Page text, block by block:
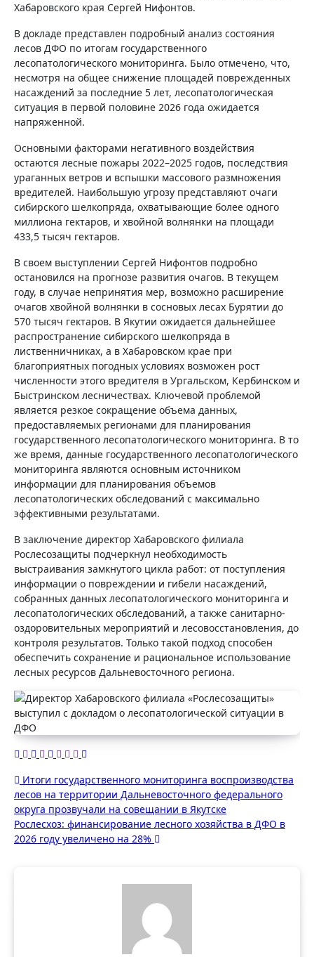
Хабаровского края Сергей Нифонтов.
В докладе представлен подробный анализ состояния
лесов ДФО по итогам государственного
лесопатологического мониторинга. Было отмечено, что,
несмотря на общее снижение площадей поврежденных
насаждений за последние 5 лет, лесопатологическая
ситуация в первой половине 2026 года ожидается
напряженной.
Основными факторами негативного воздействия
остаются лесные пожары 2022–2025 годов, последствия
ураганных ветров и вспышки массового размножения
вредителей. Наибольшую угрозу представляют очаги
сибирского шелкопряда, охватывающие более одного
миллиона гектаров, и хвойной волнянки на площади
433,5 тысяч гектаров.
В своем выступлении Сергей Нифонтов подробно
остановился на прогнозе развития очагов. В текущем
году, в случае непринятия мер, возможно расширение
очагов хвойной волнянки в сосновых лесах Бурятии до
570 тысяч гектаров. В Якутии ожидается дальнейшее
распространение сибирского шелкопряда в
лиственничниках, а в Хабаровском крае при
благоприятных погодных условиях возможен рост
численности этого вредителя в Ургальском, Кербинском и
Быстринском лесничествах. Ключевой проблемой
является резкое сокращение объема данных,
предоставляемых регионами для планирования
государственного лесопатологического мониторинга. В то
же время, данные государственного лесопатологического
мониторинга являются основным источником
информации для планирования объемов
лесопатологических обследований с максимально
эффективными результатами.
В заключение директор Хабаровского филиала
Рослесозащиты подчеркнул необходимость
выстраивания замкнутого цикла работ: от поступления
информации о повреждении и гибели насаждений,
собранных данных лесопатологического мониторинга и
лесопатологических обследований, а также санитарно-
оздоровительных мероприятий и лесовосстановления, до
контроля результатов. Только такой подход способен
обеспечить сохранение и рациональное использование
лесных ресурсов Дальневосточного региона.
Навигация
по
записям
Итоги государственного мониторинга воспроизводства
лесов на территории Дальневосточного федерального
округа прозвучали на совещании в Якутске
Рослесхоз: финансирование лесного хозяйства в ДФО в
2026 году увеличено на 28%